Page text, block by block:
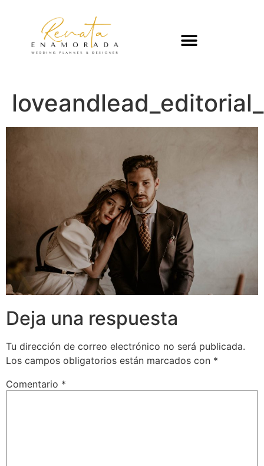
Deja una respuesta
Tu dirección de correo electrónico no será publicada.
Los campos obligatorios están marcados con *
Comentario *